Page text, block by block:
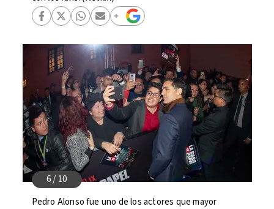
Pedro Alonso fue uno de los actores que mayor